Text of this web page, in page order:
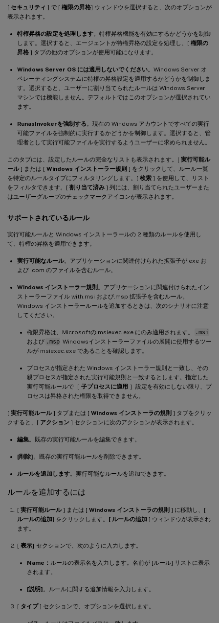
[ セキュリティ ] で [ 権限の昇格] ウィンドウを選択すると、次のオプションが
表示されます。
特権昇格の設定を処理します。特権昇格機能を有効にするかどうかを制御
します。選択すると、エージェントが特権昇格の設定を処理し、[ 権限の
昇格 ] タブの他のオプションが使用可能になります。
Windows Server OS には適用しないでください。Windows Server オ
ペレーティングシステムに特権の昇格設定を適用するかどうかを制御しま
す。選択すると、ユーザーに割り当てられたルールは Windows Server
マシンでは機能しません。デフォルトではこのオプションが選択されてい
ます。
RunasInvokerを強制する 。現在の Windows アカウントですべての実行
可能ファイルを強制的に実行するかどうかを制御します。選択すると、管
理者として実行可能ファイルを実行するようユーザーに求められません。
このタブには、設定したルールの完全なリストも表示されます。[ 実行可能ル
ール] または [ Windows インストーラー規則 ] をクリックして、ルール一覧
を特定のルールタイプにフィルタリングします。[ 検索 ] を使用して、リスト
をフィルタできます。[ 割り当て済み ] 列には、割り当てられたユーザーまた
はユーザーグループのチェックマークアイコンが表示されます。
サポートされているルール
実行可能ルールと Windows インストーラールの 2 種類のルールを使用し
て、特権の昇格を適用できます。
実行可能なルール。アプリケーションに関連付けられた拡張子が.exe お
よび .com のファイルを含むルール。
Windows インストーラー規則 。アプリケーションに関連付けられたイン
ストーラーファイル with.msi および.msp 拡張子を含むルール。
Windows インストーラールールを追加するときは、次のシナリオに注意
してください。
権限昇格は、Microsoftの msiexec.exe にのみ適用されます。
.msi
および .msp Windowsインストーラーファイルの展開に使用するツー
ルが msiexec.exe であることを確認します。
プロセスが指定された Windows インストーラー規則と一致し、その
親プロセスが指定された実行可能規則と一致するとします。指定した
実行可能ルールで［ 子プロセスに適用 ］設定を有効にしない限り、プ
ロセスは昇格された権限を取得できません。
[ 実行可能ルール] タブまたは [ Windows インストーラの規則 ] タブをクリッ
クすると、[ アクション ] セクションに次のアクションが表示されます。
編集。既存の実行可能ルールを編集できます。
[削除] 。既存の実行可能ルールを削除できます。
ルールを追加します。実行可能なルールを追加できます。
ルールを追加するには
[ 実行可能ルール] または [ Windows インストーラの規則 ] に移動し、[
ルールの追加] をクリックします。 [ ルールの追加 ] ウィンドウが表示され
ます。
[ 表示] セクションで、次のように入力します。
Name： ルールの表示名を入力します。名前が [ルール] リストに表示
されます。
[説明] 。ルールに関する追加情報を入力します。
[ タイプ] セクションで、オプションを選択します。